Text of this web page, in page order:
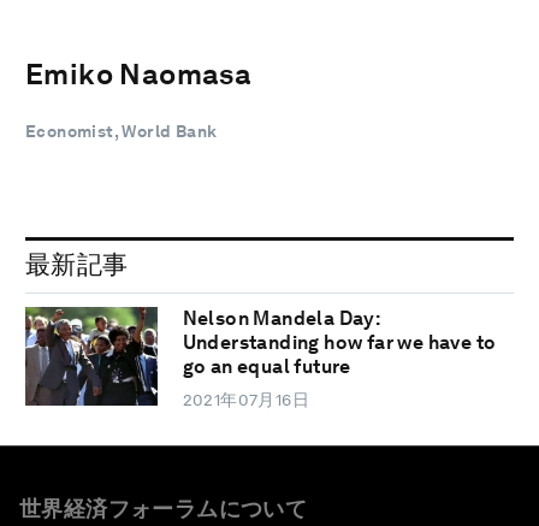
Emiko Naomasa
Economist, World Bank
最新記事
Nelson Mandela Day:
Understanding how far we have to
go an equal future
2021年07月16日
世界経済フォーラムについて